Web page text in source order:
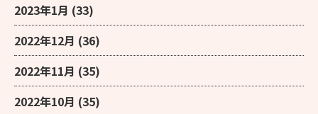
2023年1月 (33)
2022年12月 (36)
2022年11月 (35)
2022年10月 (35)